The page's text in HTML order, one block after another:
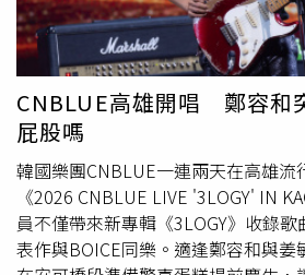
承認是台灣料理」。(圖／翻攝自X
險名單。在洪永祥列出的「5大傷腎
牛肉麵被稱為「含鈉量之王」。尤其
分、磷與鉀，一旦把整碗湯喝光，鈉
克，等同一次喝下兩天建議攝取量。
致高血壓外，也可能增加心血管疾病
化風險，因此醫師特別提醒「喝麵不
第二的則是燒臘便當與港式三寶飯。
品在醃製過程中本就加入大量鹽分
醬汁與滷汁更是高油、高鹽與高磷
中部分加工調味料含有吸收率極高的
CNBLUE高雄開唱 鄭容和
屁股嗎
韓國樂團CNBLUE一連兩天在高雄流
《2026 CNBLUE LIVE '3LOGY' IN
員不僅帶來新專輯《3LOGY》收錄
表作與BOICE同樂。適逢鄭容和與姜